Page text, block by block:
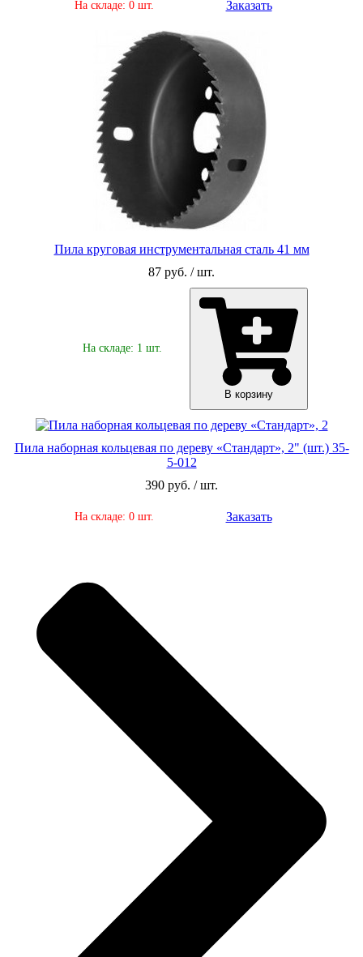
На складе: 0 шт. Заказать
Пила круговая инструментальная сталь 41 мм
87 руб. / шт.
На складе: 1 шт.
В корзину
Пила наборная кольцевая по дереву «Стандарт», 2" (шт.) 35-
5-012
390 руб. / шт.
На складе: 0 шт. Заказать